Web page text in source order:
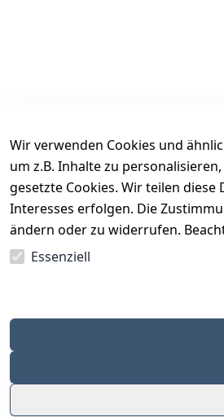
Wir verwenden Cookies und
um z.B. Inhalte zu
gesetzte Cookies. Wir teilen
Interesses erfolgen. Die
ändern oder zu widerrufen.
Essenziell
Rechtliches
AGB
Impressum
Barrierefreiheitserklärung